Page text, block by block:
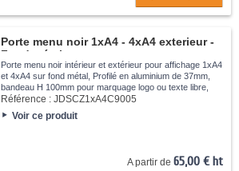
Porte menu noir 1xA4 - 4xA4 exterieur -
Fond métal
Porte menu noir intérieur et extérieur pour affichage 1xA4
et 4xA4 sur fond métal, Profilé en aluminium de 37mm,
bandeau H 100mm pour marquage logo ou texte libre,
porte verrouillable avec vitre en polycarbonate.
Référence : JDSCZ1xA4C9005
Voir ce produit
A partir de 65,00 € ht